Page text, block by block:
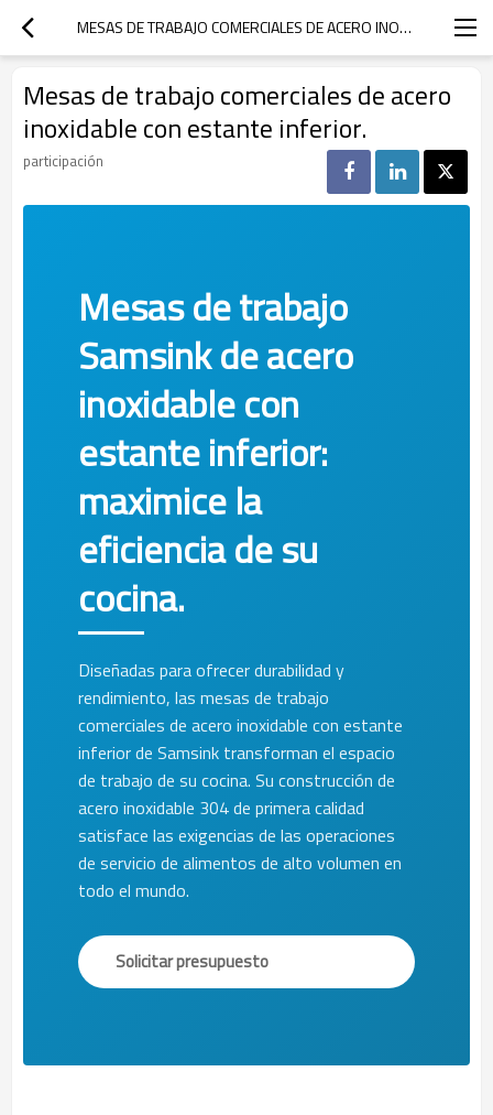
MESAS DE TRABAJO COMERCIALES DE ACERO INOXIDABLE CON ESTANTE INFERIOR.
Mesas de trabajo comerciales de acero
inoxidable con estante inferior.
participación
Mesas de trabajo
Samsink de acero
inoxidable con
estante inferior:
maximice la
eficiencia de su
cocina.
Diseñadas para ofrecer durabilidad y
rendimiento, las mesas de trabajo
comerciales de acero inoxidable con estante
inferior de Samsink transforman el espacio
de trabajo de su cocina. Su construcción de
acero inoxidable 304 de primera calidad
satisface las exigencias de las operaciones
de servicio de alimentos de alto volumen en
todo el mundo.
Solicitar presupuesto